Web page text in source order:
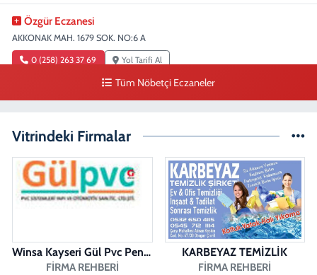
Özgür Eczanesi
AKKONAK MAH. 1679 SOK. NO:6 A
0 (258) 263 37 69 Yol Tarifi Al
0 (258) 262 02 93 Yol Tarifi Al
Sergen Eczanesi
SARAYLAR MAH. AHİ SİNAN CAD. NO:12 B
Tüm Nöbetçi Eczaneler
Vitrindeki Firmalar
Winsa Kayseri Gül Pvc Pencere Kayseri Winsa
FIRMA REHBERI
KARBEYAZ TEMİZLİK
FIRMA REHBERI